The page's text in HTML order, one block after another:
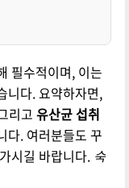
필수적이며, 이는
니다. 요약하자면,
리고 유산균 섭취
다. 여러분들도 꾸
시길 바랍니다. 숙